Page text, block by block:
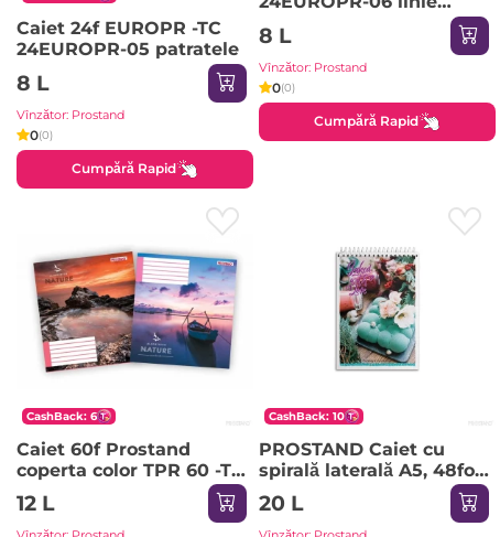
Caiet 24f EUROPR -TC
24EUROPR-05 patratele
8 L
Vînzător: Prostand
0(0)
Cumpără Rapid
oblica deasa
8 L
Vînzător: Prostand
0(0)
Cumpără Rapid
CashBack: 6
Caiet 60f Prostand
coperta color TPR 60 -TC
1/8 05 patratele
12 L
CashBack: 10
PROSTAND Caiet cu
spirală laterală A5, 48foi
PR-A5-BLSL-48 1/12/48
20 L